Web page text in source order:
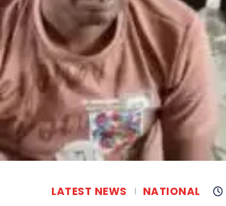
LATEST NEWS NATIONAL